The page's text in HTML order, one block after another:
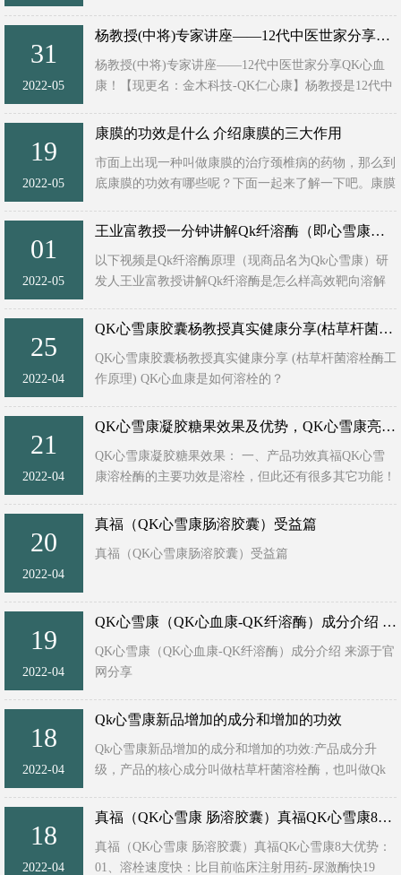
是改善男性的性功能 ...
31
2022-05
杨教授(中将)专家讲座——12代中医世家分享QK心血康
杨教授(中将)专家讲座——12代中医世家分享QK心血
康！【现更名：金木科技-QK仁心康】杨教授是12代中
大健康筹备 ...
19
2022-05
康膜的功效是什么 介绍康膜的三大作用
市面上出现一种叫做康膜的治疗颈椎病的药物，那么到
底康膜的功效有哪些呢？下面一起来了解一下吧。康膜
的功效，这是因为康 ...
01
2022-05
王业富教授一分钟讲解Qk纤溶酶（即心雪康）如何靶向溶解血栓！
以下视频是Qk纤溶酶原理（现商品名为Qk心雪康）研
发人王业富教授讲解Qk纤溶酶是怎么样高效靶向溶解
请大家拿出一分钟的时 ...
25
2022-04
QK心雪康胶囊杨教授真实健康分享(枯草杆菌溶栓酶工作原理)
QK心雪康胶囊杨教授真实健康分享 (枯草杆菌溶栓酶工
作原理) QK心血康是如何溶栓的？
才有效果！好像产品研发是以她的基 ...
21
2022-04
QK心雪康凝胶糖果效果及优势，QK心雪康亮点及食用方法与禁忌
QK心雪康凝胶糖果效果： 一、产品功效真福QK心雪
康溶栓酶的主要功效是溶栓，但此还有很多其它功能！
第2大功效： 能改善头 ...
20
2022-04
真福（QK心雪康肠溶胶囊）受益篇
真福（QK心雪康肠溶胶囊）受益篇
01、溶栓速度快：比目前临床注射用药-尿激酶快19
02、溶栓能力强：溶栓效果比尿激酶强47倍以上。
03、溶 ...
19
2022-04
QK心雪康（QK心血康-QK纤溶酶）成分介绍 官网分享
QK心雪康（QK心血康-QK纤溶酶）成分介绍 来源于官
网分享
竹叶黄酮的成分较多，主要是内酯类和黄酮类。摄入体
18
2022-04
Qk心雪康新品增加的成分和增加的功效
Qk心雪康新品增加的成分和增加的功效:产品成分升
级，产品的核心成分叫做枯草杆菌溶栓酶，也叫做Qk
比市面上所见到的益生菌 ...
18
2022-04
真福（QK心雪康 肠溶胶囊）真福QK心雪康8大优势
真福（QK心雪康 肠溶胶囊）真福QK心雪康8大优势：
01、溶栓速度快：比目前临床注射用药-尿激酶快19